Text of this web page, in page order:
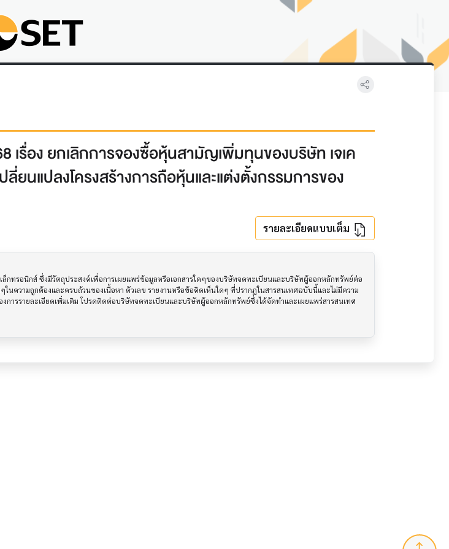
รื่อง ยกเลิกการจองซื้อหุ้นสามัญเพิ่มทุนของบริษัท เจเค
ยนแปลงโครงสร้างการถือหุ้นและแต่งตั้งกรรมการของ
รายละเอียดแบบเต็ม
รอนิกส์ ซึ่งมีวัตถุประสงค์เพื่อการเผยแพร่ข้อมูลหรือเอกสารใดๆของบริษัทจดทะเบียนและบริษัทผู้ออกหลักทรัพย์ต่อ
ความถูกต้องและครบถ้วนของเนื้อหา ตัวเลข รายงานหรือข้อคิดเห็นใดๆ ที่ปรากฎในสารสนเทศฉบับนี้และไม่มีความ
ารรายละเอียดเพิ่มเติม โปรดติดต่อบริษัทจดทะเบียนและบริษัทผู้ออกหลักทรัพย์ซึ่งได้จัดทำและเผยแพร่สารสนเทศ